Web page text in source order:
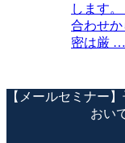
します
合わせ
密は厳 …
【メールセミナー
おい